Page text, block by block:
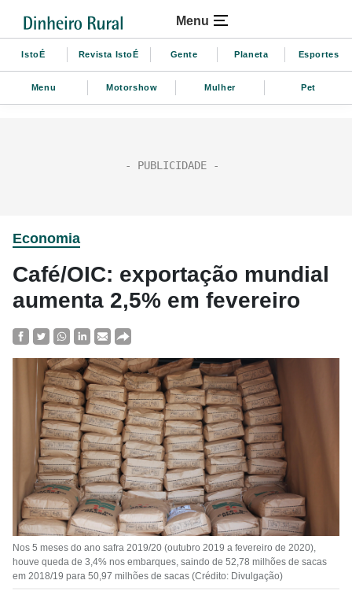
Menu
IstoÉ Revista IstoÉ Gente Planeta Esportes
Menu Motorshow Mulher Pet
Economia
Café/OIC: exportação mundial
aumenta 2,5% em fevereiro
Nos 5 meses do ano safra 2019/20 (outubro 2019 a fevereiro de 2020),
houve queda de 3,4% nos embarques, saindo de 52,78 milhões de sacas
em 2018/19 para 50,97 milhões de sacas (Crédito: Divulgação)